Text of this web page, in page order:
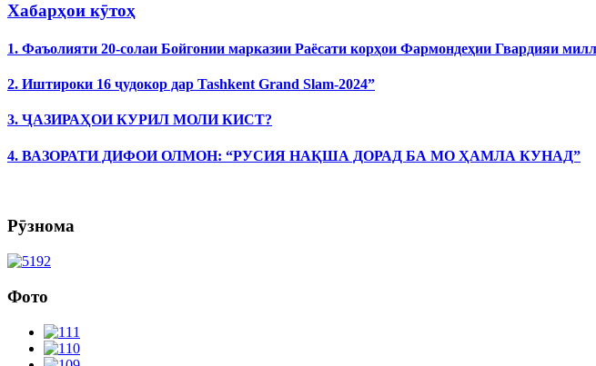
Хабарҳои кӯтоҳ
1. Фаъолияти 20-солаи Бойгонии марказии Раёсати корҳои Фармондеҳии Гвардияи
2. Иштироки 16 ҷудокор дар Tashkent Grand Slam-2024”
3. ҶАЗИРАҲОИ КУРИЛ МОЛИ КИСТ?
4. ВАЗОРАТИ ДИФОИ ОЛМОН: “РУСИЯ НАҚША ДОРАД БА МО ҲАМЛА КУНАД”
Рӯзнома
Фото